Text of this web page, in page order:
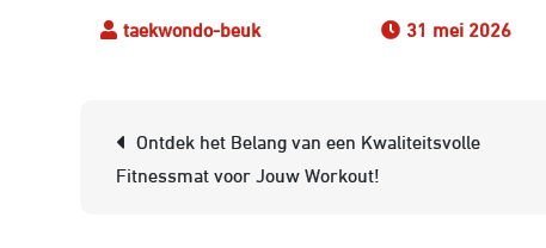
31 mei 2026
Berichtnavigatie
Ontdek het Belang van een Kwaliteitsvolle
Fitnessmat voor Jouw Workout!